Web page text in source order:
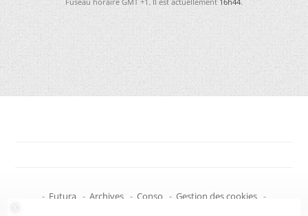
- Futura - Archives - Conso - Gestion des cookies -